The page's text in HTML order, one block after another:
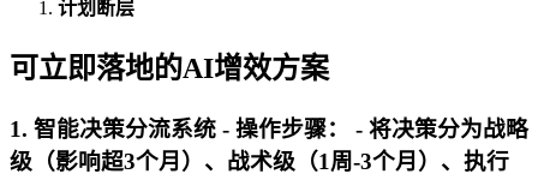
计划断层
可立即落地的AI增效方案
1. 智能决策分流系统 - 操作步骤： - 将决策分为战略
级（影响超3个月）、战术级（1周-3个月）、执行